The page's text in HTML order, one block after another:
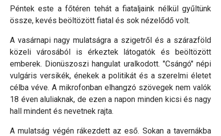
Péntek este a főtéren tehát a fiataljaink nélkül gyűltünk
össze, kevés beöltözött fiatal és sok nézelődő volt.
A vasárnapi nagy mulatságra a szigetről és a szárazföld
közeli városából is érkeztek látogatók és beöltözött
emberek. Dionüszoszi hangulat uralkodott. "Csángó" népi
vulgáris versikék, énekek a politikát és a szerelmi életet
célba véve. A mikrofonban elhangzó szövegek nem valók
18 éven aluliaknak, de ezen a napon minden kicsi és nagy
hall mindent és nevetnek rajta.
A mulatság végén rákezdett az eső. Sokan a tavernákba